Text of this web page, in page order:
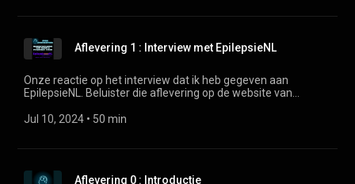
Aflevering 1 : Interview met EpilepsieNL
Onze reactie op het interview dat ik heb gegeven aan
EpilepsieNL. Beluister die aflevering op de website van
Spotify:
Jul 10, 2024 • 50 min
Aflevering 0 : Introductie